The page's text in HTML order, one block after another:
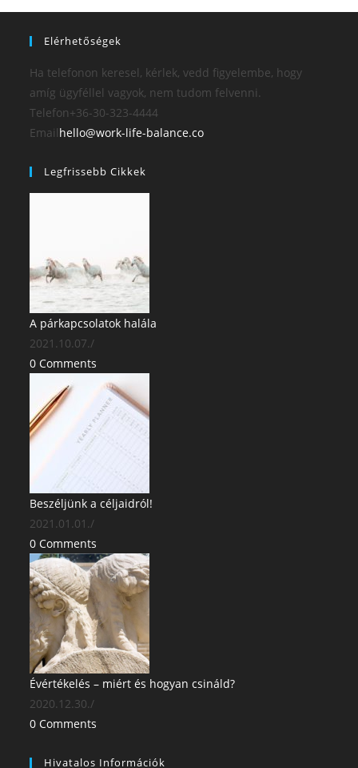
Elérhetőségek
Ha telefonon keresel, kérlek, vedd figyelembe, hogy
amíg ügyféllel vagyok, nem tudom felvenni.
Telefon+36-30-323-4444
Emailhello@work-life-balance.co
Legfrissebb Cikkek
A párkapcsolatok halála
2021.10.07./
0 Comments
Beszéljünk a céljaidról!
2021.01.01./
0 Comments
Évértékelés – miért és hogyan csináld?
2020.12.30./
0 Comments
Hivatalos Információk